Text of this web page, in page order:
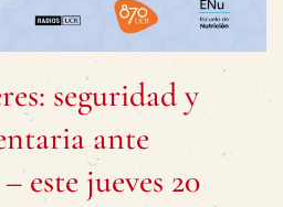
seguridad y
ante
este jueves 20